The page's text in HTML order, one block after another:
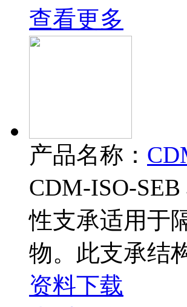
查看更多
产品名称：
CDM-ISO-
性支承适用于
物。此支承结
资料下载